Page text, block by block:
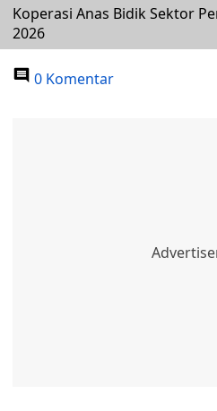
Koperasi Anas Bidik Sektor
2026
0 Komentar